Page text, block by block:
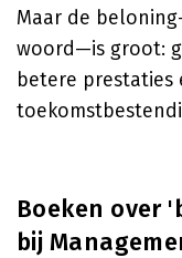
Maar de
woord—is groot:
betere prestaties
Boeken over
bij